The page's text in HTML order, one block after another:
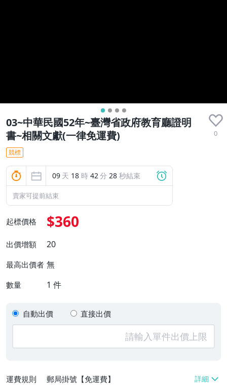
03~中華民國52年~臺灣省政府教育廳證明
書~相關文獻(一律免運費)
0
競標
09 天 18 時 42分 27 秒結束
賣家可提前結束
起標價格 $360
出價增額 20
最高出價者 無
數量 1 件
自動出價 直接出價
運費規則
郵局掛號【免運費】